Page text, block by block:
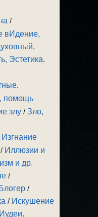
/
вИдение,
Эстетика.
.
помощь
злу /Зло,
Изгнание
/ Иллюзии и
и др.
/
/
/ Искушение
Иудеи.